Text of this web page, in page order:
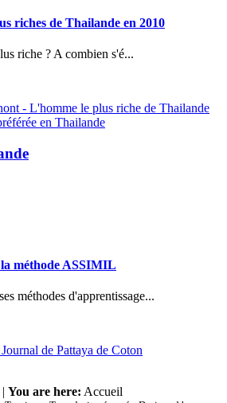
riches de Thailande en 2010
riche ? A combien s'é...
- L'homme le plus riche de Thailande
en Thailande
méthode ASSIMIL
méthodes d'apprentissage...
de Pattaya de Coton
| You are here: Accueil